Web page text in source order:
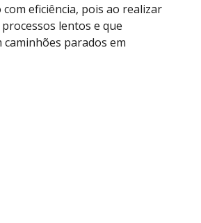
eficiência, pois ao realizar
lentos e que
parados em